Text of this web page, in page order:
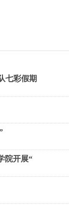
七彩假期
院开展“